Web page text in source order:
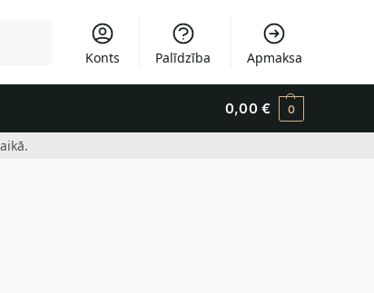
Konts Palīdzība Apmaksa
0,00 € 0